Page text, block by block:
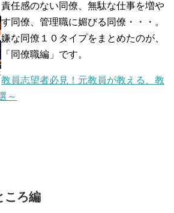
責任感のない同僚、無駄な仕事を増や
す同僚、管理職に媚びる同僚・・・。
嫌な同僚１０タイプをまとめたのが、
「同僚職編」です。
教員志望者必見！元教員が教える、教
～
ころ編